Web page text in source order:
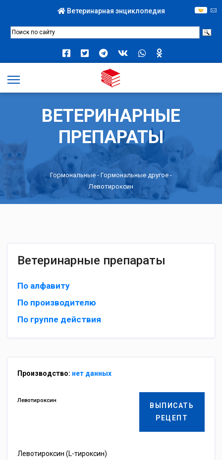
Ветеринарная энциклопедия
ВЕТЕРИНАРНЫЕ
ПРЕПАРАТЫ
Гормональные - Гормональные другое -
Левотироксин
Ветеринарные препараты
По алфавиту
По производителю
По группе действия
Производство: нет данных
ВЫПИСАТЬ
РЕЦЕПТ
Левотироксин
Левотироксин (L-тироксин)